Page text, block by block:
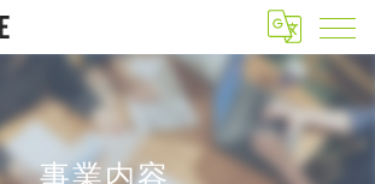
事業内容